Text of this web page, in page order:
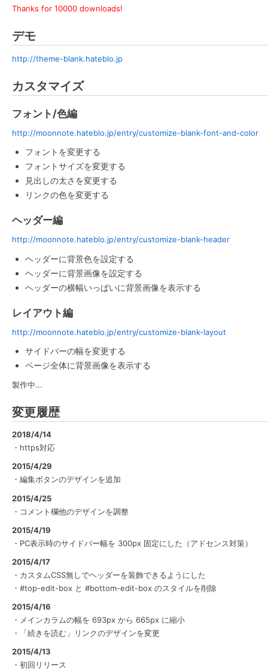
Thanks for 10000 downloads!
デモ
http://theme-blank.hateblo.jp
カスタマイズ
フォント/色編
http://moonnote.hateblo.jp/entry/customize-blank-font-and-color
フォントを変更する
フォントサイズを変更する
見出しの太さを変更する
リンクの色を変更する
ヘッダー編
http://moonnote.hateblo.jp/entry/customize-blank-header
ヘッダーに背景色を設定する
ヘッダーに背景画像を設定する
ヘッダーの横幅いっぱいに背景画像を表示する
レイアウト編
http://moonnote.hateblo.jp/entry/customize-blank-layout
サイドバーの幅を変更する
ページ全体に背景画像を表示する
製作中...
変更履歴
2018/4/14
・https対応
2015/4/29
・編集ボタンのデザインを追加
2015/4/25
・コメント欄他のデザインを調整
2015/4/19
・PC表示時のサイドバー幅を 300px 固定にした（アドセンス対策）
2015/4/17
・カスタムCSS無しでヘッダーを装飾できるようにした
・#top-edit-box と #bottom-edit-box のスタイルを削除
2015/4/16
・メインカラムの幅を 693px から 665px に縮小
・「続きを読む」リンクのデザインを変更
2015/4/13
・初回リリース